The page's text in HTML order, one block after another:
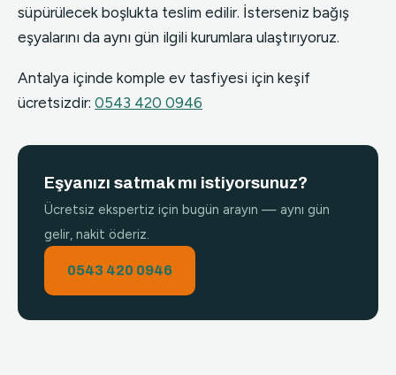
süpürülecek boşlukta teslim edilir. İsterseniz bağış
eşyalarını da aynı gün ilgili kurumlara ulaştırıyoruz.
Antalya içinde komple ev tasfiyesi için keşif
ücretsizdir: 0543 420 0946
Eşyanızı satmak mı istiyorsunuz?
Ücretsiz ekspertiz için bugün arayın — aynı gün
gelir, nakit öderiz.
0543 420 0946